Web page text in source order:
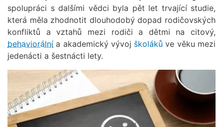
spolupráci s dalšími vědci byla pět let trvající studie,
která měla zhodnotit dlouhodobý dopad rodičovských
konfliktů a vztahů mezi rodiči a dětmi na citový,
behaviorální a akademický vývoj školáků ve věku mezi
jedenácti a šestnácti lety.